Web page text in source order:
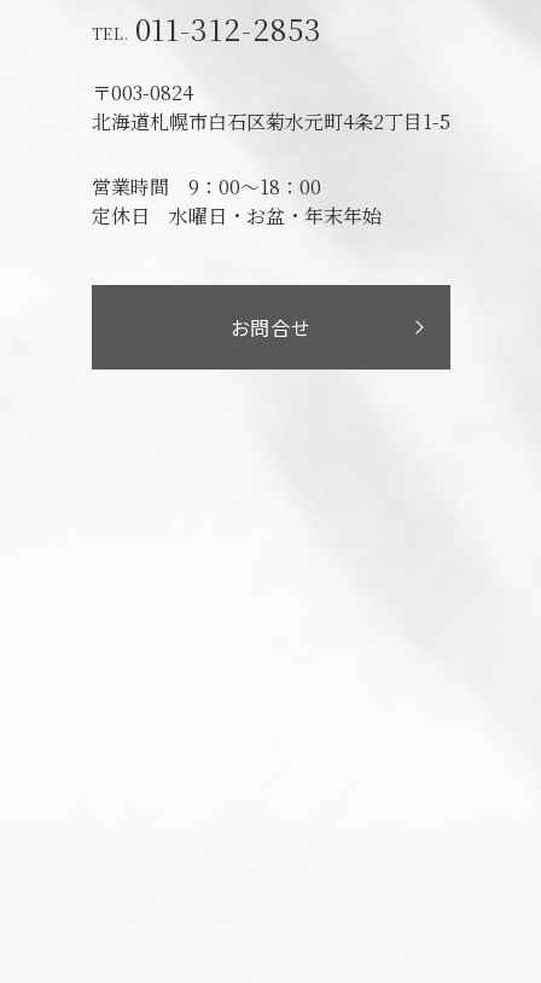
011-312-2853
〒003-0824
北海道札幌市白石区菊水元町4条2丁目1-5
営業時間 9：00～18：00
定休日 水曜日・お盆・年末年始
お問合せ